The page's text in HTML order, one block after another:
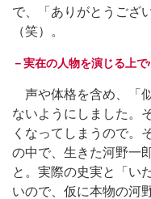
で、「ありがとうござ
（笑）。
－実在の人物を演じる上
声や体格を含め、「
ないようにしました。
くなってしまうので。
の中で、生きた河野一
と。実際の史実と「い
いので、仮に本物の河